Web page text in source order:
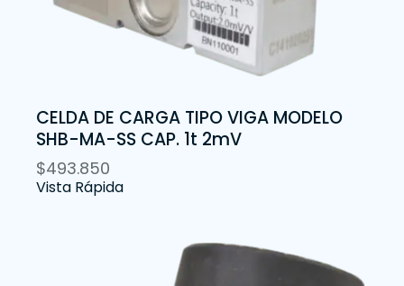
CELDA DE CARGA TIPO VIGA MODELO
SHB-MA-SS CAP. 1t 2mV
$493.850
Vista Rápida